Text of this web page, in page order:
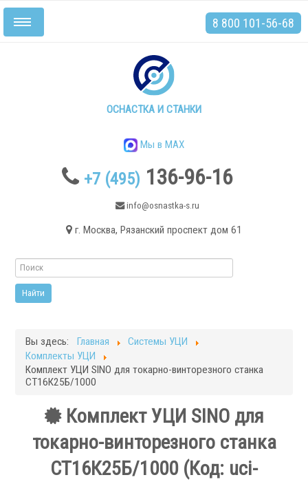
ОСНАСТКА И СТАНКИ
Мы в MAX
+7 (495) 136-96-16
info@osnastka-s.ru
г. Москва, Рязанский проспект дом 61
Включить/
выключить
8 800 101-56-68
Токарные станки
Токарные станки с ЧПУ
Плоскошлифовальные станки
Запчасти для станков
Вы здесь: Главная
Системы УЦИ
Комплекты УЦИ
Комплект УЦИ SINO для токарно-винторезного станка
СТ16К25Б/1000
Комплект УЦИ SINO для
токарно-винторезного станка
СТ16К25Б/1000 (Код: uci-